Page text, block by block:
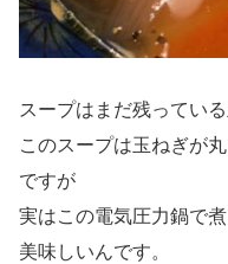
スープはまだ残ってい
このスープは玉ねぎが
ですが
実はこの電気圧力鍋で
美味しいんです。